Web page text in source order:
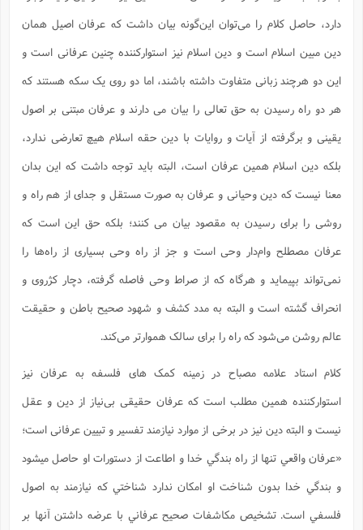
دارد، حاصل کلام را می‌توان این‌گونه بیان داشت که عرفان اصیل همان
دین مبین اسلام است و دین اسلام نیز استوارکننده چنین عرفانی است و
این دو هرچند زبانی متفاوت داشته باشند، اما دو روی یک سکه هستند که
هر دو راه رسیدن به حق تعالی را بیان می دارند و عرفان مبتنی بر اصول
یقینی و برگرفته از آیات و روایات با دین حقه اسلام هیچ تعارضی ندارد،
بلکه دین اسلام همین عرفان است، البته باید توجه داشت که این بدان
معنا نیست که دین وحیانی و عرفان به صورت مستقل و جدای از هم راه و
روشی را برای رسیدن به مقصود بیان می کنند؛ بلکه حق این است که
عرفان مصطلح وام‌دار وحی است و جز از راه وحی بسیاری از راه‌ها را
نمی‌تواند بپیماید و هرگاه که از صراط وحی فاصله گرفته، دچار کژروی و
انحراف گشته است و البته به مدد کشف و شهود صحیح باطن و حقیقت
عالم روشن می‌شود که راه را برای سالک هموارتر می‌کند.
کلام استاد علامه مصباح در زمینه کمک های فلسفه به عرفان نیز
استوارکننده همین مطلب است که عرفان حقیقی بی‌نیاز از دین و عقل
نیست و البته دین نیز در برخی از موارد نیازمند تفسیر و تبیین عرفانی است؛
«عرفان واقعي تنها از راه بندگي خدا و اطاعت از دستورات او حاصل مي‏شود
و بندگي خدا بدون شناخت او امكان ندارد شناختي كه نيازمند به اصول
فلسفي است. تشخیص مكاشفات صحيح عرفاني با عرضه داشتن آنها بر